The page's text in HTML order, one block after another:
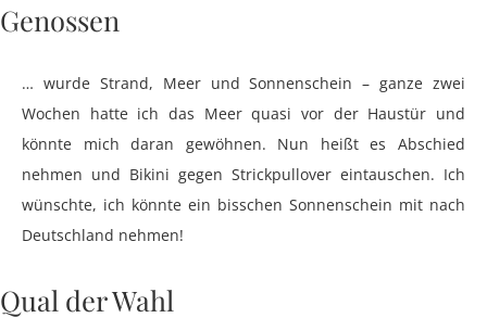
Genossen
… wurde Strand, Meer und Sonnenschein – ganze zwei
Wochen hatte ich das Meer quasi vor der Haustür und
könnte mich daran gewöhnen. Nun heißt es Abschied
nehmen und Bikini gegen Strickpullover eintauschen. Ich
wünschte, ich könnte ein bisschen Sonnenschein mit nach
Deutschland nehmen!
Qual der Wahl